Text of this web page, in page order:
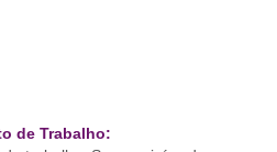
de Trabalho: